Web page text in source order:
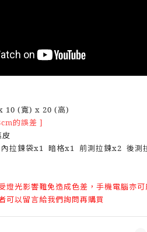
10 (寬) x 20 (高)
的誤差 ]
拉鍊袋x1 暗格x1 前測拉鍊x2 後測
燈光影響難免造成色差，手機電腦亦可
可以留言給我們詢問再購買